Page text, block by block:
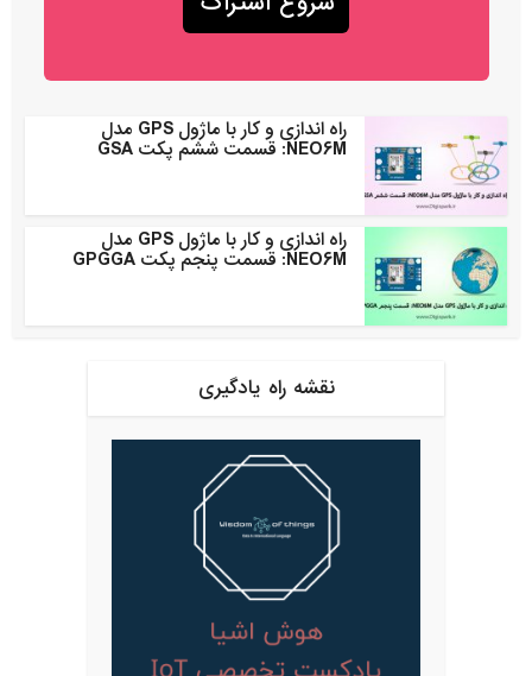
راه اندازی و کار با ماژول GPS مدل
NEO6M: قسمت ششم پکت GSA
راه اندازی و کار با ماژول GPS مدل
NEO6M: قسمت پنجم پکت GPGGA
نقشه راه یادگیری